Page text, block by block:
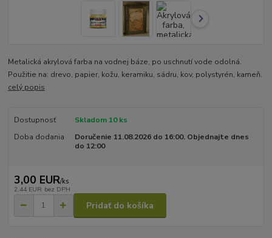
Metalická akrylová farba na vodnej báze, po uschnutí vode odolná.
Použitie na: drevo, papier, kožu, keramiku, sádru, kov, polystyrén, kameň.
celý popis
Dostupnosť
Skladom 10 ks
Doba dodania
Doručenie 11.08.2026 do 16:00. Objednajte dnes
do 12:00
3,00 EUR/ks
2,44 EUR bez DPH
Pridať do košíka